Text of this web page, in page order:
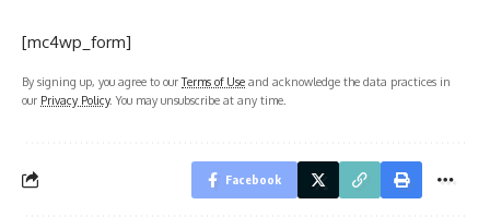
[mc4wp_form]
By signing up, you agree to ourTerms of Use and acknowledge the data practices in
our Privacy Policy. You may unsubscribe at any time.
Facebook